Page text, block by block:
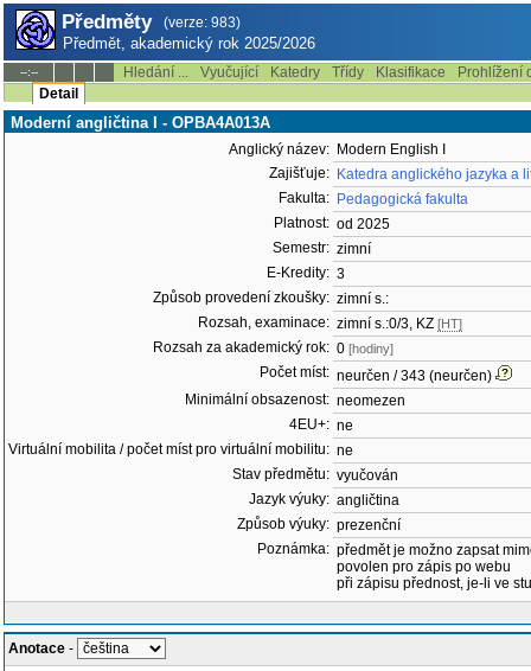
Předměty (verze: 983)
Předmět, akademický rok 2025/2026
--:-- Hledání ... Vyučující Katedry Třídy Klasifikace
Prohlížení
Detail
Moderní angličtina I - OPBA4A013A
Anglický název: Modern English I
Zajišťuje: Katedra anglického jazyka a
Fakulta: Pedagogická fakulta
Platnost: od 2025
Semestr: zimní
E-Kredity: 3
Způsob provedení zkoušky: zimní s.:
Rozsah, examinace: zimní s.:0/3, KZ [HT]
Rozsah za akademický rok: 0 [hodiny]
Počet míst: neurčen / 343 (neurčen)
Minimální obsazenost: neomezen
4EU+: ne
Virtuální mobilita / počet míst pro virtuální mobilitu: ne
Stav předmětu: vyučován
Jazyk výuky: angličtina
Způsob výuky: prezenční
Poznámka: předmět je možno zapsat
povolen pro zápis po webu
při zápisu přednost, je-li ve
Anotace -